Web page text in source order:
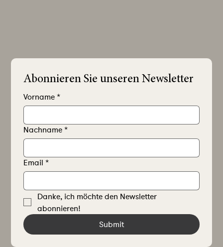
Abonnieren Sie unseren Newsletter
Vorname *
Nachname *
Email *
Danke, ich möchte den Newsletter
abonnieren!
Submit